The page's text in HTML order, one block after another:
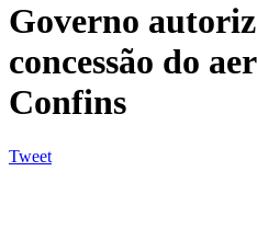
Governo
concessão do
Confins
Tweet